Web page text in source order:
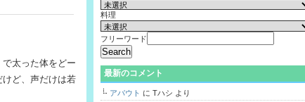
太った体をどー
ど、声だけは若
料理
フリーワード
最新のコメント
アバウト に Tハシ より